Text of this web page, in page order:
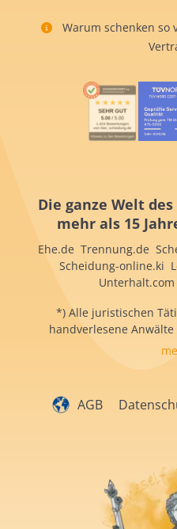
Warum schenken so
Die ganze Welt
mehr als 15
Ehe.de Trennung.de
Scheidung-online.ki
Unterhalt.com
*) Alle juristischen
handverlesene
AGB